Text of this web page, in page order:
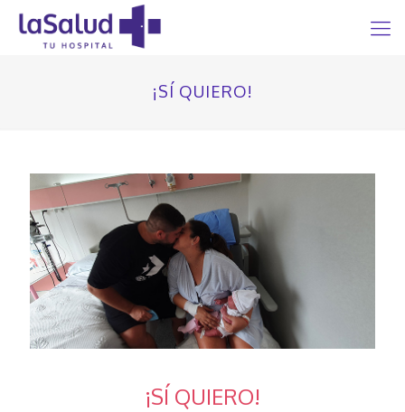
¡SÍ QUIERO!
¡SÍ QUIERO!